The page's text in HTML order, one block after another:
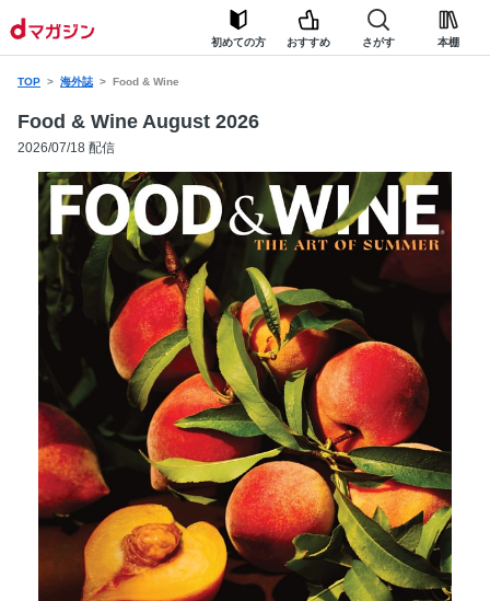
初めての方 おすすめ さがす 本棚
TOP 海外誌 Food & Wine
Food & Wine August 2026
2026/07/18 配信